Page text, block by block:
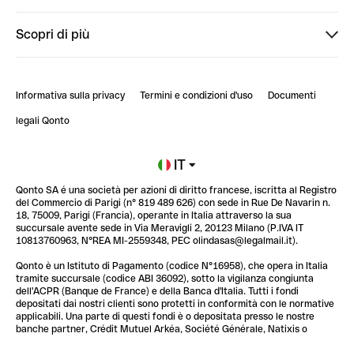
PowerUp
StrongHer Mentorship | Notion: come organizzare...
Scopri di più
Blog
Glossario finanziario
Informativa sulla privacy Termini e condizioni d'uso Documenti
legali Qonto
IT
Qonto SA é una società per azioni di diritto francese, iscritta al Registro
del Commercio di Parigi (n° 819 489 626) con sede in Rue De Navarin n.
18, 75009, Parigi (Francia), operante in Italia attraverso la sua
succursale avente sede in Via Meravigli 2, 20123 Milano (P.IVA IT
10813760963, N°REA MI-2559348, PEC olindasas@legalmail.it).
Qonto è un Istituto di Pagamento (codice N°16958), che opera in Italia
tramite succursale (codice ABI 36092), sotto la vigilanza congiunta
dell'ACPR (Banque de France) e della Banca d'Italia. Tutti i fondi
depositati dai nostri clienti sono protetti in conformità con le normative
applicabili. Una parte di questi fondi è o depositata presso le nostre
banche partner, Crédit Mutuel Arkéa, Société Générale, Natixis o